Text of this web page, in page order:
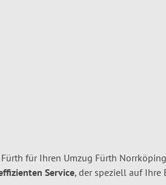
für Ihren Umzug Fürth
Service, der speziell auf Ihre